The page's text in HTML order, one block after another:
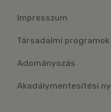
Impresszum
Társadalmi programok
Adományozás
Akadálymentesítési